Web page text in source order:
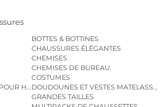
BOTTES & BOTTINES
CHAUSSURES ÉLÉGANTES
CHEMISES
CHEMISES DE BUREAU
COSTUMES
HOMME
DOUDOUNES ET VESTES MATELASSÉES
GRANDES TAILLES